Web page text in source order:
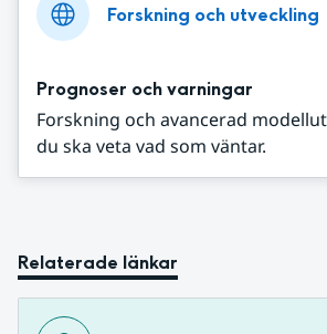
Forskning och utveckling
Prognoser och varningar
Forskning och avancerad
du ska veta vad som väntar.
Relaterade länkar